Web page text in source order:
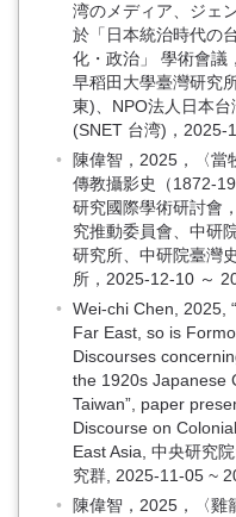
湾のメディア、ジェ
於「日本統治時代の
化・政治」 學術會議
早稻田大學臺灣研究
東)、NPO法人日本
(SNET 台湾)，2025-
陳偉智，2025，〈當
傳教攝影史（1872-
研究國際學術研討會
究推動委員會、中研
研究所、中研院臺灣
所，2025-12-10 ～
Wei-chi Chen, 2025,
Far East, so is
Discourses
the 1920s Japanese
Taiwan”, paper
Discourse on
East Asia, 中央研究
究群, 2025-11-05 ~
陳偉智，2025，〈雞